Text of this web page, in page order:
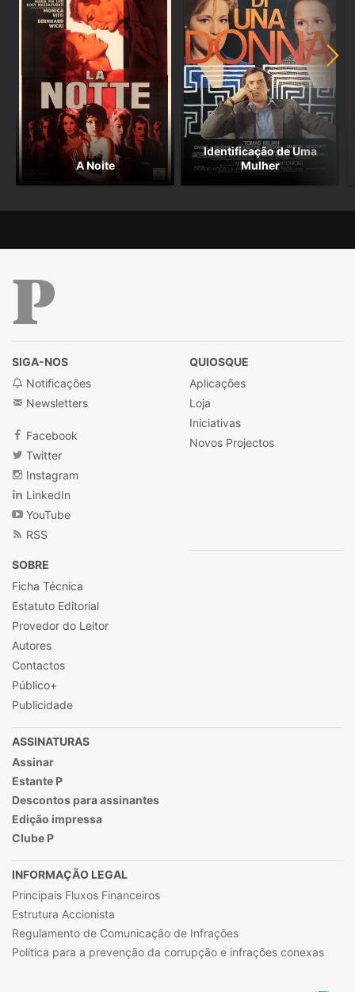
A Noite
Identificação de Uma
Mulher
SIGA-NOS
Notificações
Newsletters
Facebook
Twitter
Instagram
LinkedIn
YouTube
RSS
QUIOSQUE
Aplicações
Loja
Iniciativas
Novos Projectos
SOBRE
Ficha Técnica
Estatuto Editorial
Provedor do Leitor
Autores
Contactos
Público+
Publicidade
ASSINATURAS
Assinar
Estante P
Descontos para assinantes
Edição impressa
Clube P
INFORMAÇÃO LEGAL
Principais Fluxos Financeiros
Estrutura Accionista
Regulamento de Comunicação de Infrações
Política para a prevenção da corrupção e infrações conexas